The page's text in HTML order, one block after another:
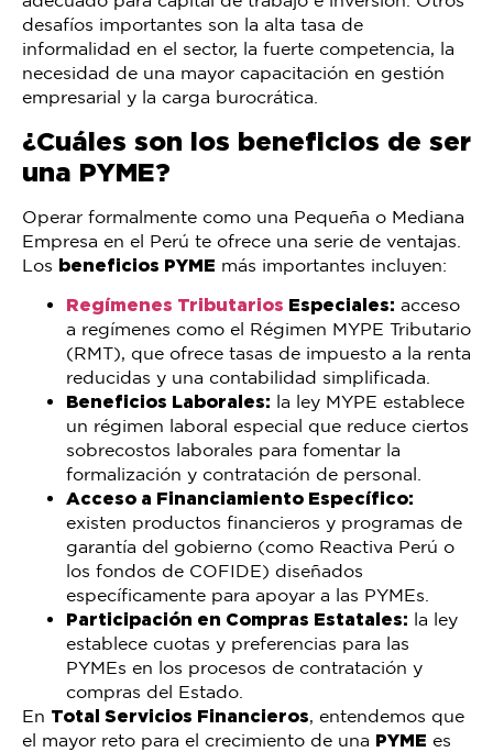
desafíos importantes son la alta tasa de
informalidad en el sector, la fuerte competencia, la
necesidad de una mayor capacitación en gestión
empresarial y la carga burocrática.
¿Cuáles son los beneficios de ser
una PYME?
Operar formalmente como una Pequeña o Mediana
Empresa en el Perú te ofrece una serie de ventajas.
Los beneficios PYME más importantes incluyen:
Regímenes Tributarios Especiales: acceso
a regímenes como el Régimen MYPE Tributario
(RMT), que ofrece tasas de impuesto a la renta
reducidas y una contabilidad simplificada.
Beneficios Laborales: la ley MYPE establece
un régimen laboral especial que reduce ciertos
sobrecostos laborales para fomentar la
formalización y contratación de personal.
Acceso a Financiamiento Específico:
existen productos financieros y programas de
garantía del gobierno (como Reactiva Perú o
los fondos de COFIDE) diseñados
específicamente para apoyar a las PYMEs.
Participación en Compras Estatales: la ley
establece cuotas y preferencias para las
PYMEs en los procesos de contratación y
compras del Estado.
En Total Servicios Financieros, entendemos que
el mayor reto para el crecimiento de una PYME es